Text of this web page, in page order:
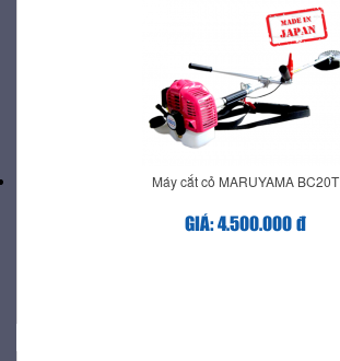
Máy cắt cỏ MARUYAMA BC20T
GIÁ: 4.500.000 đ